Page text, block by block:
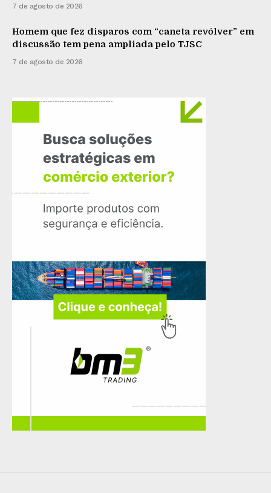
7 de agosto de 2026
Homem que fez disparos com “caneta revólver” em
discussão tem pena ampliada pelo TJSC
7 de agosto de 2026